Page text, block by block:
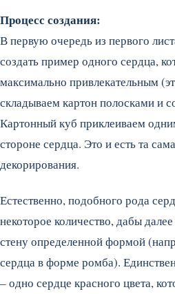
Процесс создания:
В первую очередь из первого
создать пример одного сердца,
максимально привлекательным
складываем картон полосками и
Картонный куб приклеиваем
стороне сердца. Это и есть та
декорирования.
Естественно, подобного рода
некоторое количество, дабы
стену определенной формой
сердца в форме ромба).
– одно сердце красного цвета,